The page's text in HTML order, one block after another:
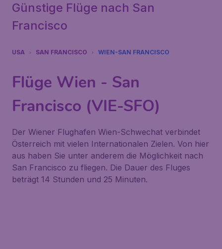
Günstige Flüge nach San
Francisco
USA SAN FRANCISCO WIEN-SAN FRANCISCO
Flüge Wien - San
Francisco (VIE-SFO)
Der Wiener Flughafen Wien-Schwechat verbindet
Österreich mit vielen Internationalen Zielen. Von hier
aus haben Sie unter anderem die Möglichkeit nach
San Francisco zu fliegen. Die Dauer des Fluges
beträgt 14 Stunden und 25 Minuten.